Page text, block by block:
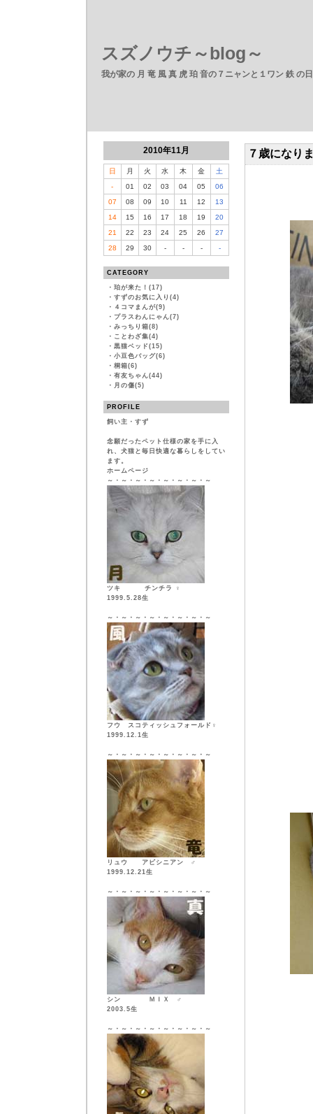
スズノウチ～blog～
我が家の 月 竜 風 真 虎 珀 音の７ニャンと１ワン 鉄 の
2010年11月
日 月 火 水 木 金
土
-
01 02 03 04 05
06
07
08 09 10 11 12
13
14
15 16 17 18 19
20
21
22 23 24 25 26
27
28
29 30 - - - -
CATEGORY
・ 珀が来た！(17)
・ すずのお気に入り(4)
・ ４コマまんが(9)
・ プラスわんにゃん(7)
・ みっちり箱(8)
・ ことわざ集(4)
・ 黒猫ベッド(15)
・ 小豆色バッグ(6)
・ 桐箱(6)
・ 有友ちゃん(44)
・ 月の傷(5)
PROFILE
飼い主・すず
念願だったペット仕様の家を手に入
れ、犬猫と毎日快適な暮らしをしてい
ます。
ホームページ
～・～・～・～・～・～・～・～
ツキ チンチラ ♀
1999.5.28生
～・～・～・～・～・～・～・～
フウ スコティッシュフォールド♀
1999.12.1生
～・～・～・～・～・～・～・～
リュウ アビシニアン ♂
1999.12.21生
～・～・～・～・～・～・～・～
シン ＭＩＸ ♂
2003.5生
～・～・～・～・～・～・～・～
７歳になり